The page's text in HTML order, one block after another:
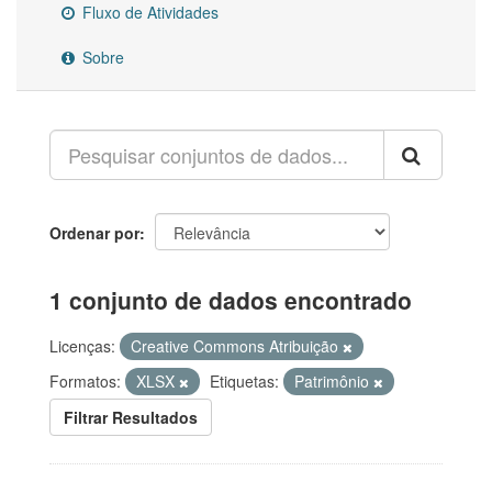
Fluxo de Atividades
Sobre
Ordenar por
1 conjunto de dados encontrado
Licenças:
Creative Commons Atribuição
Formatos:
XLSX Etiquetas:
Patrimônio
Filtrar Resultados